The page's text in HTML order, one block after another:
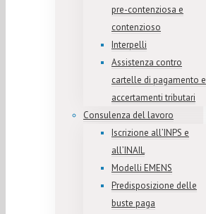
pre-contenziosa e
contenzioso
Interpelli
Assistenza contro
cartelle di pagamento e
accertamenti tributari
Consulenza del lavoro
Iscrizione all’INPS e
all’INAIL
Modelli EMENS
Predisposizione delle
buste paga